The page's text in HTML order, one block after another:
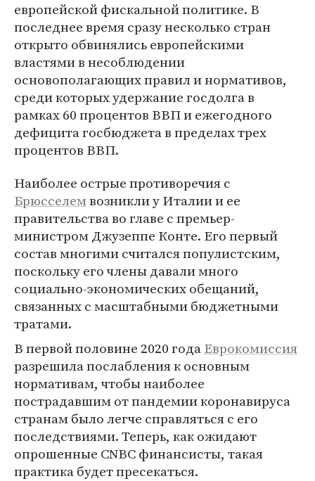
европейской фискальной политике. В
последнее время сразу несколько стран
открыто обвинялись европейскими
властями в несоблюдении
основополагающих правил и нормативов,
среди которых удержание госдолга в
рамках 60 процентов ВВП и ежегодного
дефицита госбюджета в пределах трех
процентов ВВП.
Наиболее острые противоречия с
Брюсселемвозникли у Италии и ее
правительства во главе с премьер-
министром Джузеппе Конте. Его первый
состав многими считался популистским,
поскольку его члены давали много
социально-экономических обещаний,
связанных с масштабными бюджетными
тратами.
В первой половине 2020 годаЕврокомиссия
разрешила послабления к основным
нормативам, чтобы наиболее
пострадавшим от пандемии коронавируса
странам было легче справляться с его
последствиями. Теперь, как ожидают
опрошенные CNBC финансисты, такая
практика будет пресекаться.